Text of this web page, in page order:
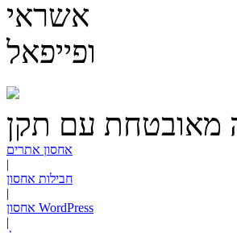
מאובטחת עם תקן
אחסון אתרים
|
חבילות אחסון
|
אחסון WordPress
|